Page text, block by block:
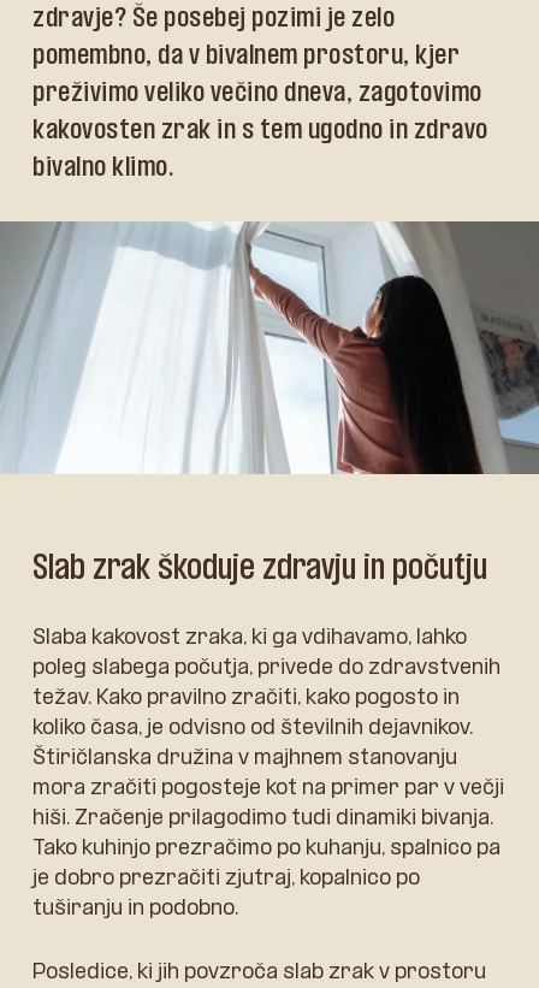
zdravje? Še posebej pozimi je zelo
pomembno, da v bivalnem prostoru, kjer
preživimo veliko večino dneva, zagotovimo
kakovosten zrak in s tem ugodno in zdravo
bivalno klimo.
Slab zrak škoduje zdravju in počutju
Slaba kakovost zraka, ki ga vdihavamo, lahko
poleg slabega počutja, privede do zdravstvenih
težav. Kako pravilno zračiti, kako pogosto in
koliko časa, je odvisno od številnih dejavnikov.
Štiričlanska družina v majhnem stanovanju
mora zračiti pogosteje kot na primer par v večji
hiši. Zračenje prilagodimo tudi dinamiki bivanja.
Tako kuhinjo prezračimo po kuhanju, spalnico pa
je dobro prezračiti zjutraj, kopalnico po
tuširanju in podobno.
Posledice, ki jih povzroča slab zrak v prostoru